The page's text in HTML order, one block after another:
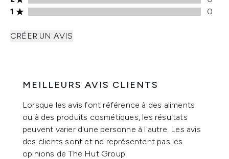
Note de 1 étoiles 0 avis
1 0
CRÉER UN AVIS
MEILLEURS AVIS CLIENTS
Lorsque les avis font référence à des aliments
ou à des produits cosmétiques, les résultats
peuvent varier d'une personne à l'autre. Les avis
des clients sont et ne représentent pas les
opinions de The Hut Group.